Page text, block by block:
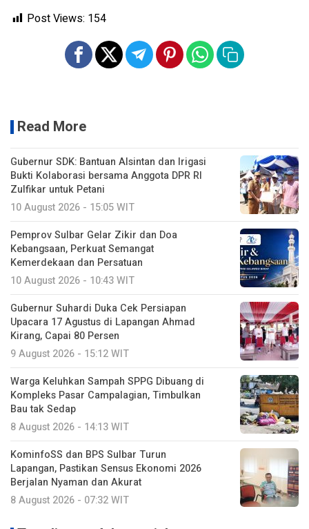
Post Views: 154
Read More
Gubernur SDK: Bantuan Alsintan dan Irigasi
Bukti Kolaborasi bersama Anggota DPR RI
Zulfikar untuk Petani
10 August 2026 - 15:05 WIT
Pemprov Sulbar Gelar Zikir dan Doa
Kebangsaan, Perkuat Semangat
Kemerdekaan dan Persatuan
10 August 2026 - 10:43 WIT
Gubernur Suhardi Duka Cek Persiapan
Upacara 17 Agustus di Lapangan Ahmad
Kirang, Capai 80 Persen
9 August 2026 - 15:12 WIT
Warga Keluhkan Sampah SPPG Dibuang di
Kompleks Pasar Campalagian, Timbulkan
Bau tak Sedap
8 August 2026 - 14:13 WIT
KominfoSS dan BPS Sulbar Turun
Lapangan, Pastikan Sensus Ekonomi 2026
Berjalan Nyaman dan Akurat
8 August 2026 - 07:32 WIT